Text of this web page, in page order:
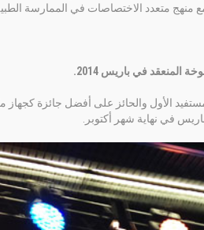
متعدد الاختصاصات في الممارسة
المنعقد في باريس 2014.
الأول والحائز على أفضل جائزة